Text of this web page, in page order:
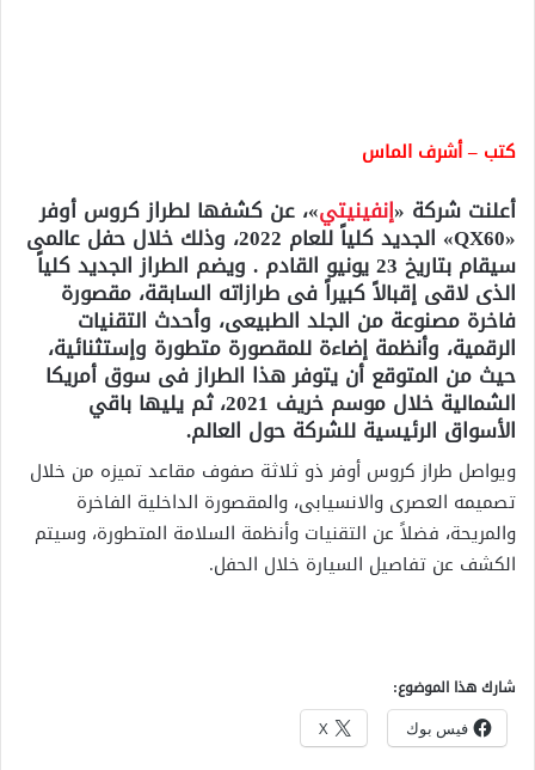
كتب – أشرف الماس
أعلنت شركة «إنفينيتي»، عن كشفها لطراز كروس أوفر
«QX60» الجديد كلياً للعام 2022، وذلك خلال حفل عالمى
سيقام بتاريخ 23 يونيو القادم . ويضم الطراز الجديد كلياً
الذى لاقى إقبالاً كبيراً فى طرازاته السابقة، مقصورة
فاخرة مصنوعة من الجلد الطبيعى، وأحدث التقنيات
الرقمية، وأنظمة إضاءة للمقصورة متطورة وإستثنائية،
حيث من المتوقع أن يتوفر هذا الطراز فى سوق أمريكا
الشمالية خلال موسم خريف 2021، ثم يليها باقي
الأسواق الرئيسية للشركة حول العالم.
ويواصل طراز كروس أوفر ذو ثلاثة صفوف مقاعد تميزه من خلال
تصميمه العصرى والانسيابى، والمقصورة الداخلية الفاخرة
والمريحة، فضلاً عن التقنيات وأنظمة السلامة المتطورة، وسيتم
الكشف عن تفاصيل السيارة خلال الحفل.
شارك هذا الموضوع:
فيس بوك X